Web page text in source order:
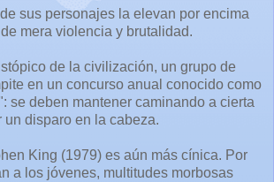
sus personajes la elevan por encima
mera violencia y brutalidad.
de la civilización, un grupo de
en un concurso anual conocido como
se deben mantener caminando a cierta
disparo en la cabeza.
King (1979) es aún más cínica. Por
a los jóvenes, multitudes morbosas